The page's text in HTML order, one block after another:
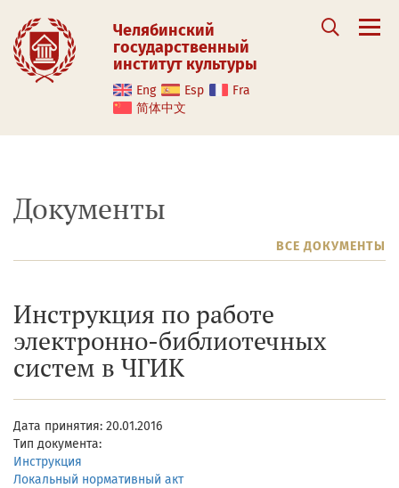
Челябинский
государственный
институт культуры
Eng Esp
Fra
简体中文
Документы
ВСЕ ДОКУМЕНТЫ
Инструкция по работе
электронно-библиотечных
систем в ЧГИК
Дата принятия: 20.01.2016
Тип документа:
Инструкция
Локальный нормативный акт